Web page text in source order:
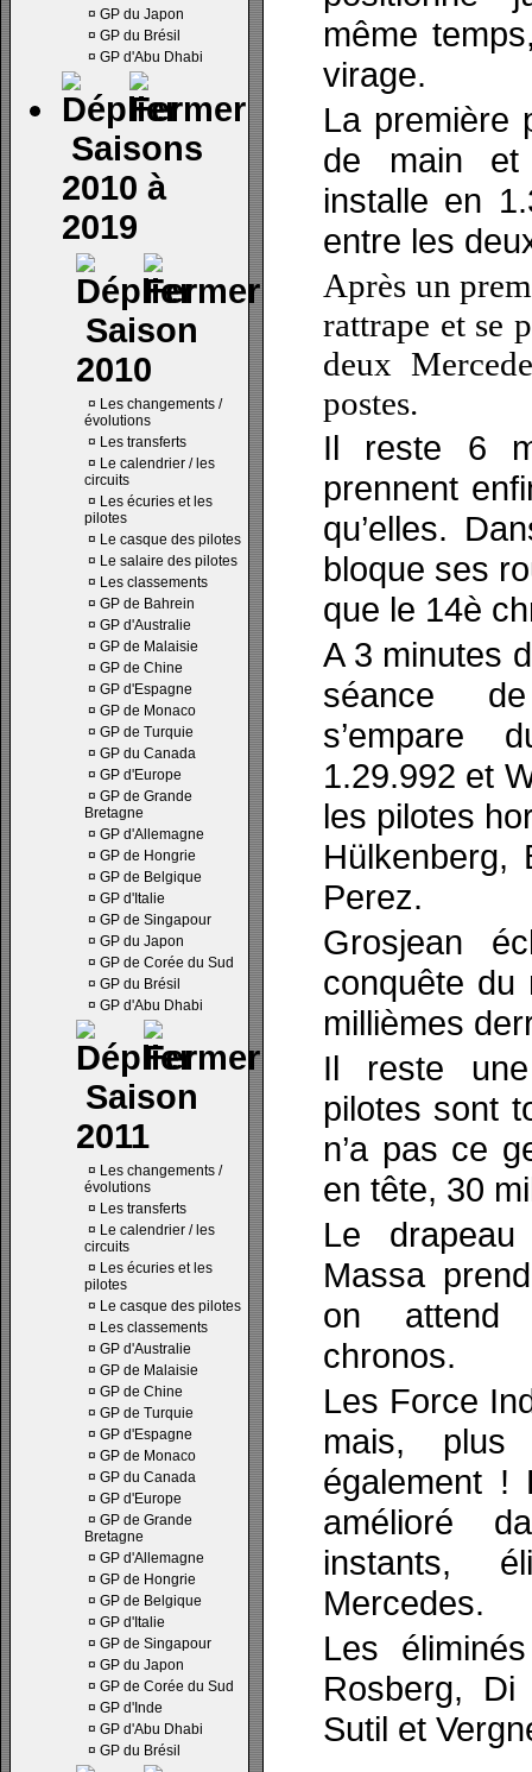
¤ GP du Japon
¤ GP du Brésil
¤ GP d'Abu Dhabi
Saisons
2010 à
2019
Saison
2010
¤ Les changements /
évolutions
¤ Les transferts
¤ Le calendrier / les
circuits
¤ Les écuries et les
pilotes
¤ Le casque des pilotes
¤ Le salaire des pilotes
¤ Les classements
¤ GP de Bahrein
¤ GP d'Australie
¤ GP de Malaisie
¤ GP de Chine
¤ GP d'Espagne
¤ GP de Monaco
¤ GP de Turquie
¤ GP du Canada
¤ GP d'Europe
¤ GP de Grande
Bretagne
¤ GP d'Allemagne
¤ GP de Hongrie
¤ GP de Belgique
¤ GP d'Italie
¤ GP de Singapour
¤ GP du Japon
¤ GP de Corée du Sud
¤ GP du Brésil
¤ GP d'Abu Dhabi
Saison
2011
¤ Les changements /
évolutions
¤ Les transferts
¤ Le calendrier / les
circuits
¤ Les écuries et les
pilotes
¤ Le casque des pilotes
¤ Les classements
¤ GP d'Australie
¤ GP de Malaisie
¤ GP de Chine
¤ GP de Turquie
¤ GP d'Espagne
¤ GP de Monaco
¤ GP du Canada
¤ GP d'Europe
¤ GP de Grande
Bretagne
¤ GP d'Allemagne
¤ GP de Hongrie
¤ GP de Belgique
¤ GP d'Italie
¤ GP de Singapour
¤ GP du Japon
¤ GP de Corée du Sud
¤ GP d'Inde
¤ GP d'Abu Dhabi
¤ GP du Brésil
même
virage.
La première
de main et
installe en
entre les
Après un
rattrape et se
deux
postes.
Il reste 6
prennent
qu’elles.
bloque ses
que le 14è
A 3 minutes
séance
s’empare
1.29.992 et
les pilotes
Hülkenberg,
Perez.
Grosjean
conquête du
millièmes
Il reste
pilotes sont
n’a pas ce
en tête, 30
Le
Massa
on attend
chronos.
Les Force
mais, plus
également !
amélioré
instants,
Mercedes.
Les
Rosberg, Di
Sutil et